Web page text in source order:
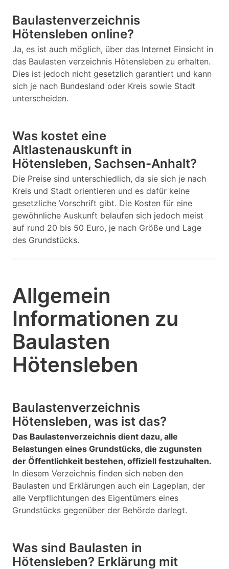
Baulastenverzeichnis
Hötensleben online?
Ja, es ist auch möglich, über das Internet Einsicht in
das Baulasten verzeichnis Hötensleben zu erhalten.
Dies ist jedoch nicht gesetzlich garantiert und kann
sich je nach Bundesland oder Kreis sowie Stadt
unterscheiden.
Was kostet eine
Altlastenauskunft in
Hötensleben, Sachsen-Anhalt?
Die Preise sind unterschiedlich, da sie sich je nach
Kreis und Stadt orientieren und es dafür keine
gesetzliche Vorschrift gibt. Die Kosten für eine
gewöhnliche Auskunft belaufen sich jedoch meist
auf rund 20 bis 50 Euro, je nach Größe und Lage
des Grundstücks.
Allgemein
Informationen zu
Baulasten
Hötensleben
Baulastenverzeichnis
Hötensleben, was ist das?
Das Baulastenverzeichnis dient dazu, alle
Belastungen eines Grundstücks, die zugunsten
der Öffentlichkeit bestehen, offiziell festzuhalten.
In diesem Verzeichnis finden sich neben den
Baulasten und Erklärungen auch ein Lageplan, der
alle Verpflichtungen des Eigentümers eines
Grundstücks gegenüber der Behörde darlegt.
Was sind Baulasten in
Hötensleben? Erklärung mit